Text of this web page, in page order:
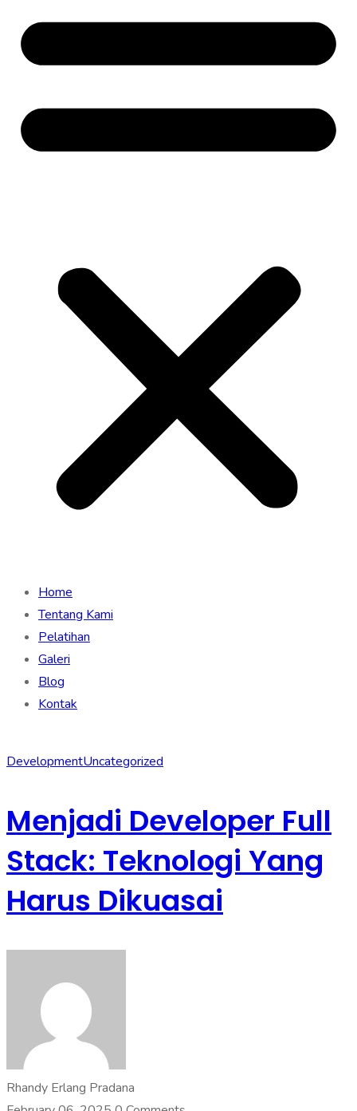
Home
Tentang Kami
Pelatihan
Galeri
Blog
Kontak
DevelopmentUncategorized
Menjadi Developer Full
Stack: Teknologi Yang
Harus Dikuasai
Rhandy Erlang Pradana